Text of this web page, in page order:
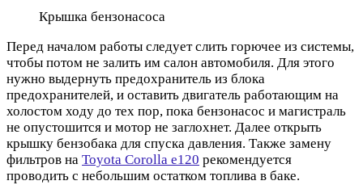
Крышка бензонасоса
Перед началом работы следует слить горючее из системы,
чтобы потом не залить им салон автомобиля. Для этого
нужно выдернуть предохранитель из блока
предохранителей, и оставить двигатель работающим на
холостом ходу до тех пор, пока бензонасос и магистраль
не опустошится и мотор не заглохнет. Далее открыть
крышку бензобака для спуска давления. Также замену
фильтров на Toyota Corolla e120 рекомендуется
проводить с небольшим остатком топлива в баке.